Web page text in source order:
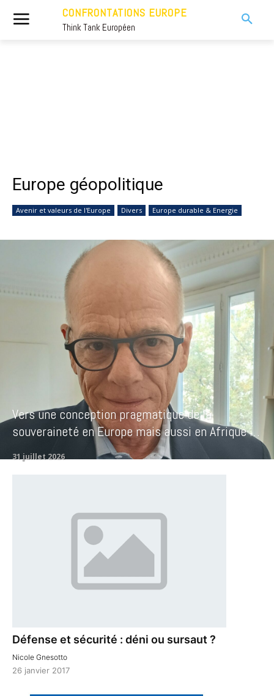
CONFRONTATIONS EUROPE
Think Tank Européen
Europe géopolitique
Avenir et valeurs de l'Europe Divers Europe durable & Energie
Vers une conception pragmatique de la
souveraineté en Europe mais aussi en Afrique …
31 juillet 2026
Défense et sécurité : déni ou sursaut ?
Nicole Gnesotto
26 janvier 2017